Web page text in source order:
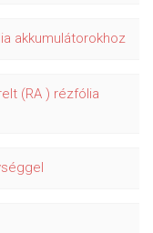
akkumulátorokhoz
(RA ) rézfólia